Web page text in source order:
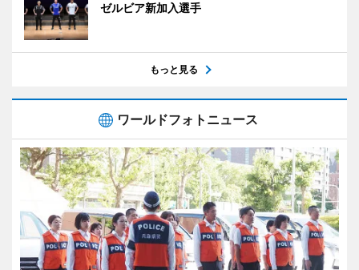
ゼルビア新加入選手
もっと見る
ワールドフォトニュース